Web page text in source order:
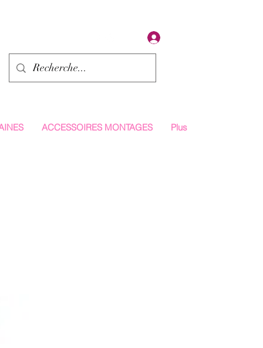
ACCESSOIRES MONTAGES Plus